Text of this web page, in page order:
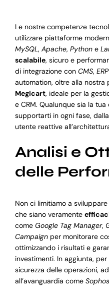
Le nostre competenze
utilizzare piattaforme
MySQL, Apache, Pythone
scalabile, sicuro e
di integrazione con CMS, ERP
automation, oltre alla nostra
Megicart, ideale per la
e CRM. Qualunque sia la
supportarti in ogni fase,
utente reattive
Analisi e
delle
Non ci limitiamo a
che siano veramente
come Google Tag Manager,
Campaignper monitorare
ottimizzando i risultati e
investimenti. In aggiunta,
sicurezza delle operazioni,
all’avanguardia come Sophos